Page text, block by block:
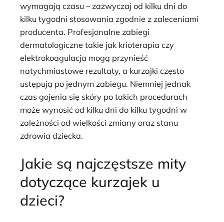
wymagają czasu – zazwyczaj od kilku dni do
kilku tygodni stosowania zgodnie z zaleceniami
producenta. Profesjonalne zabiegi
dermatologiczne takie jak krioterapia czy
elektrokoagulacja mogą przynieść
natychmiastowe rezultaty, a kurzajki często
ustępują po jednym zabiegu. Niemniej jednak
czas gojenia się skóry po takich procedurach
może wynosić od kilku dni do kilku tygodni w
zależności od wielkości zmiany oraz stanu
zdrowia dziecka.
Jakie są najczęstsze mity
dotyczące kurzajek u
dzieci?